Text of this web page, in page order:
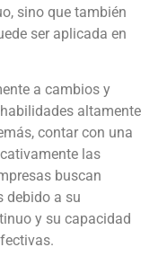
sino que también
ser aplicada en
a cambios y
altamente
contar con una
las
buscan
debido a su
y su capacidad